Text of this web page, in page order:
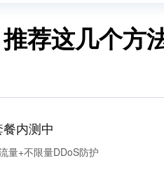
荐这几个方
内测中
量+不限量DDoS防护